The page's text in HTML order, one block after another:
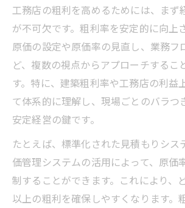
工務店の粗利を高めるためには、まず
が不可欠です。粗利率を安定的に向上
原価の設定や原価率の見直し、業務フ
ど、複数の視点からアプローチするこ
す。特に、建築粗利率や工務店の利益
て体系的に理解し、現場ごとのバラつ
安定経営の鍵です。
たとえば、標準化された見積もりシス
価管理システムの活用によって、原価
制することができます。これにより、
以上の粗利を確保しやすくなります。